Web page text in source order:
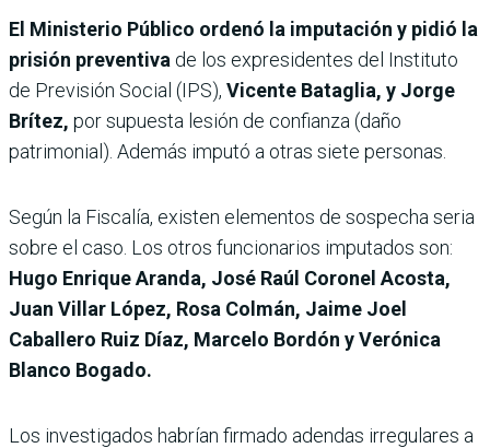
El Ministerio Público ordenó la imputación y pidió la
prisión preventiva de los expresidentes del Instituto
de Previsión Social (IPS), Vicente Bataglia, y Jorge
Brítez, por supuesta lesión de confianza (daño
patrimonial). Además imputó a otras siete personas.
Según la Fiscalía, existen elementos de sospecha seria
sobre el caso. Los otros funcionarios imputados son:
Hugo Enrique Aranda, José Raúl Coronel Acosta,
Juan Villar López, Rosa Colmán, Jaime Joel
Caballero Ruiz Díaz, Marcelo Bordón y Verónica
Blanco Bogado.
Los investigados habrían firmado adendas irregulares a